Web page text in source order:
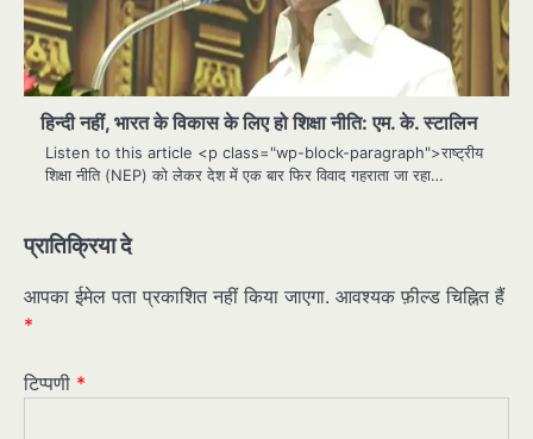
हिन्दी नहीं, भारत के विकास के लिए हो शिक्षा नीति: एम. के. स्टालिन
Listen to this article <p class="wp-block-paragraph">राष्ट्रीय
शिक्षा नीति (NEP) को लेकर देश में एक बार फिर विवाद गहराता जा रहा…
प्रातिक्रिया दे
आपका ईमेल पता प्रकाशित नहीं किया जाएगा. आवश्यक फ़ील्ड चिह्नित हैं
*
टिप्पणी *